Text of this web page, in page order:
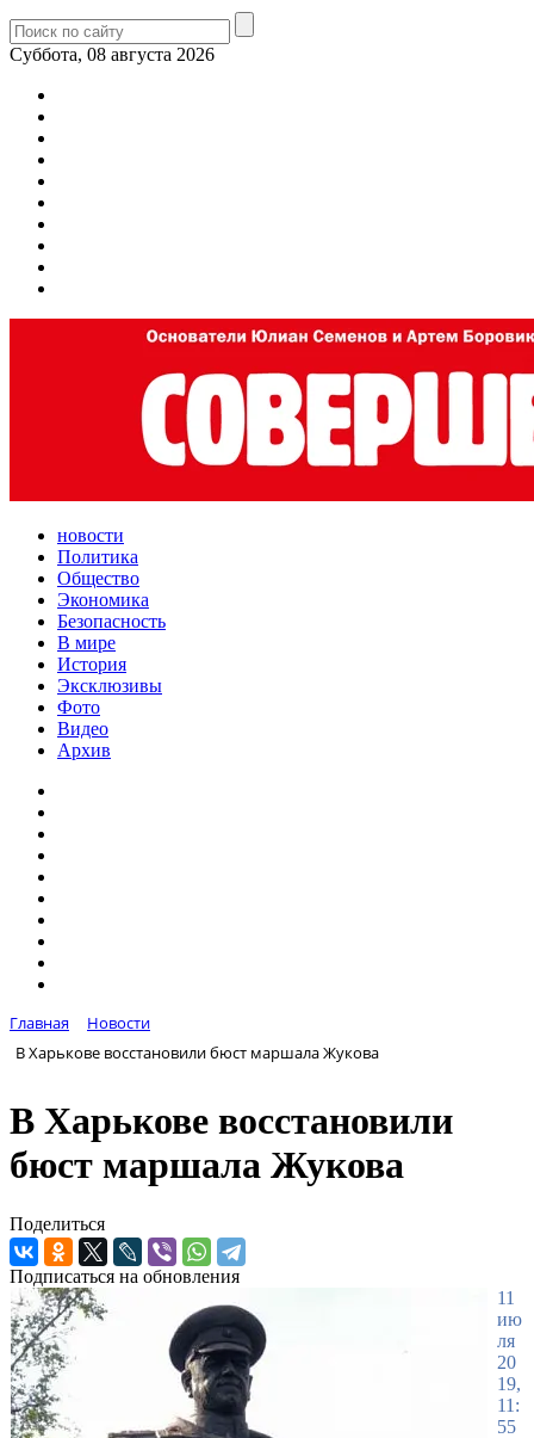
Суббота, 08 августа 2026
новости
Политика
Общество
Экономика
Безопасность
В мире
История
Эксклюзивы
Фото
Видео
Архив
Главная
Новости
В Харькове восстановили бюст маршала Жукова
В Харькове восстановили
бюст маршала Жукова
Поделиться
Подписаться на обновления
11
ию
ля
20
19,
11:
55